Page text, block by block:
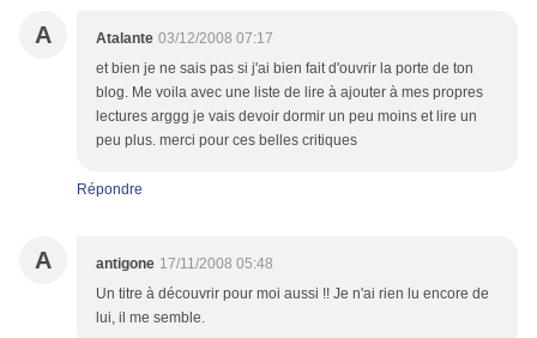
A Atalante 03/12/2008 07:17
et bien je ne sais pas si j'ai bien fait d'ouvrir la porte de ton
blog. Me voila avec une liste de lire à ajouter à mes propres
lectures arggg je vais devoir dormir un peu moins et lire un
peu plus. merci pour ces belles critiques
Répondre
A antigone 17/11/2008 05:48
Un titre à découvrir pour moi aussi !! Je n'ai rien lu encore de
lui, il me semble.